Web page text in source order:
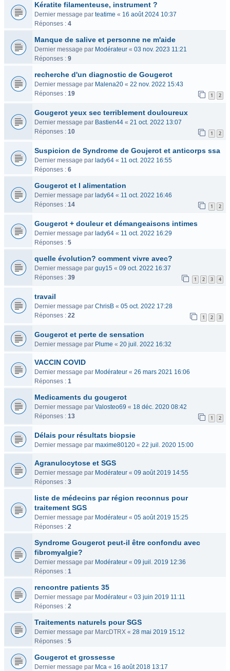
Kératite filamenteuse, instrument ?
Dernier message par teatime « 16 août 2024 10:37
Réponses : 4
Manque de salive et personne ne m'aide
Dernier message par Modérateur « 03 nov. 2023 11:21
Réponses : 9
recherche d'un diagnostic de Gougerot
Dernier message par Malena20 « 22 nov. 2022 15:43
Réponses : 19 1 2
Gougerot yeux sec terriblement douloureux
Dernier message par Bastien44 « 21 oct. 2022 13:07
Réponses : 10 1 2
Suspicion de Syndrome de Goujerot et anticorps ssa
Dernier message par lady64 « 11 oct. 2022 16:55
Réponses : 6
Gougerot et l alimentation
Dernier message par lady64 « 11 oct. 2022 16:46
Réponses : 14 1 2
Gougerot + douleur et démangeaisons intimes
Dernier message par lady64 « 11 oct. 2022 16:29
Réponses : 5
quelle évolution? comment vivre avec?
Dernier message par guy15 « 09 oct. 2022 16:37
Réponses : 39 1 2 3 4
travail
Dernier message par ChrisB « 05 oct. 2022 17:28
Réponses : 22 1 2 3
Gougerot et perte de sensation
Dernier message par Plume « 20 juil. 2022 16:32
VACCIN COVID
Dernier message par Modérateur « 26 mars 2021 16:06
Réponses : 1
Medicaments du gougerot
Dernier message par Valosteo69 « 18 déc. 2020 08:42
Réponses : 13 1 2
Délais pour résultats biopsie
Dernier message par maxime80120 « 22 juil. 2020 15:00
Agranulocytose et SGS
Dernier message par Modérateur « 09 août 2019 14:55
Réponses : 3
liste de médecins par région reconnus pour
traitement SGS
Dernier message par Modérateur « 05 août 2019 15:25
Réponses : 2
Syndrome Gougerot peut-il être confondu avec
fibromyalgie?
Dernier message par Modérateur « 09 juil. 2019 12:36
Réponses : 1
rencontre patients 35
Dernier message par Modérateur « 03 juin 2019 11:11
Réponses : 2
Traitements naturels pour SGS
Dernier message par MarcDTRX « 28 mai 2019 15:12
Réponses : 5
Gougerot et grossesse
Dernier message par Mca « 16 août 2018 13:17